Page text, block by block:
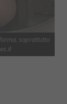
soprattutto